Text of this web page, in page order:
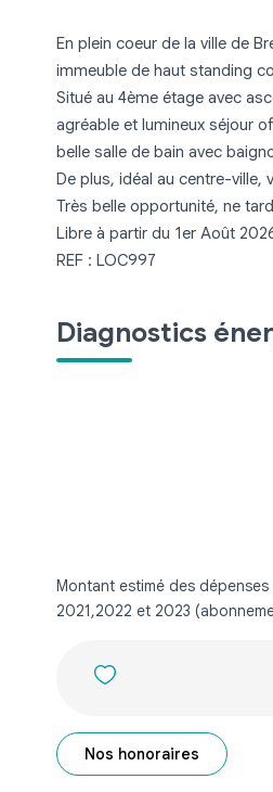
En plein coeur de la ville de
immeuble de haut standing
Situé au 4ème étage avec
agréable et lumineux séjour
belle salle de bain avec
De plus, idéal au centre-ville,
Très belle opportunité, ne
Libre à partir du 1er Août
REF : LOC997
Diagnostics
Montant estimé des
2021,2022 et 2023
Nos honoraires